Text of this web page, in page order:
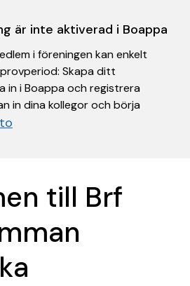
är inte aktiverad i Boappa
i föreningen kan enkelt
Skapa ditt
in i Boappa och registrera
in dina kollegor och börja
till Brf